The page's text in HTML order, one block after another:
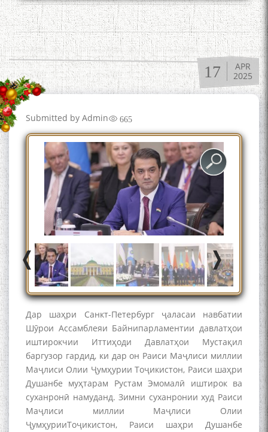
17
APR
2025
Submitted by Admin 665
Дар шаҳри Санкт-Петербург ҷаласаи навбатии
Шӯрои Ассамблеяи Байнипарламентии давлатҳои
иштирокчии Иттиҳоди Давлатҳои Мустақил
баргузор гардид, ки дар он Раиси Маҷлиси миллии
Маҷлиси Олии Ҷумҳурии Тоҷикистон, Раиси шаҳри
Душанбе муҳтарам Рустам Эмомалӣ иштирок ва
суханронӣ намуданд. Зимни суханронии худ Раиси
Маҷлиси миллии Маҷлиси Олии
ҶумҳурииТоҷикистон, Раиси шаҳри Душанбе
به عبارت دیگر: گفتگو با مومن
قناعت Mumin Qanoat
Сухбати навқаламон бо
Муъмин Қаноат\Meeting of
young talents with Mumyin
Kanoat
The Persian Gulf Beautiful
poetry from Устод Мумин
Қаноат (Ustod Mumin Qanoat)
and Master Mehryar
Mehrafarin about the conflict
of the name of the Persian
Gulf
Сайри Дарвоз бо Мӯъмин
Қаноат: Чанор ҳам "гап"
мезанад